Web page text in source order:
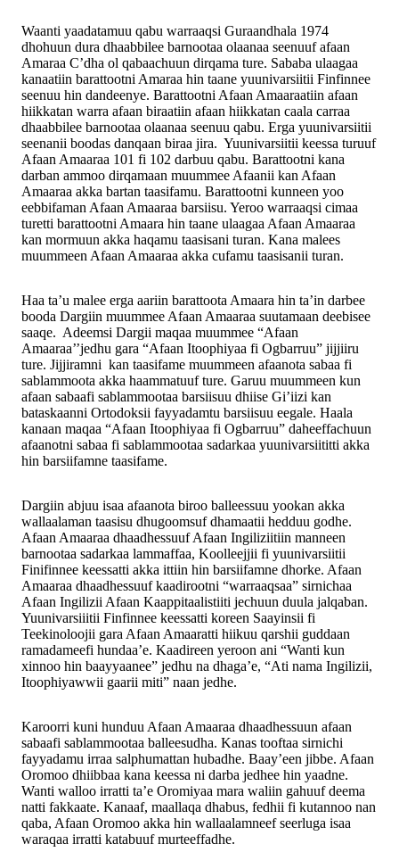
Waanti yaadatamuu qabu warraaqsi Guraandhala 1974
dhohuun dura dhaabbilee barnootaa olaanaa seenuuf afaan
Amaraa C’dha ol qabaachuun dirqama ture. Sababa ulaagaa
kanaatiin barattootni Amaraa hin taane yuunivarsiitii Finfinnee
seenuu hin dandeenye. Barattootni Afaan Amaaraatiin afaan
hiikkatan warra afaan biraatiin afaan hiikkatan caala carraa
dhaabbilee barnootaa olaanaa seenuu qabu. Erga yuunivarsiitii
seenanii boodas danqaan biraa jira. Yuunivarsiitii keessa turuuf
Afaan Amaaraa 101 fi 102 darbuu qabu. Barattootni kana
darban ammoo dirqamaan muummee Afaanii kan Afaan
Amaaraa akka bartan taasifamu. Barattootni kunneen yoo
eebbifaman Afaan Amaaraa barsiisu. Yeroo warraaqsi cimaa
turetti barattootni Amaara hin taane ulaagaa Afaan Amaaraa
kan mormuun akka haqamu taasisani turan. Kana malees
muummeen Afaan Amaaraa akka cufamu taasisanii turan.
Haa ta’u malee erga aariin barattoota Amaara hin ta’in darbee
booda Dargiin muummee Afaan Amaaraa suutamaan deebisee
saaqe. Adeemsi Dargii maqaa muummee “Afaan
Amaaraa’’jedhu gara “Afaan Itoophiyaa fi Ogbarruu” jijjiiru
ture. Jijjiramni kan taasifame muummeen afaanota sabaa fi
sablammoota akka haammatuuf ture. Garuu muummeen kun
afaan sabaafi sablammootaa barsiisuu dhiise Gi’iizi kan
bataskaanni Ortodoksii fayyadamtu barsiisuu eegale. Haala
kanaan maqaa “Afaan Itoophiyaa fi Ogbarruu” daheeffachuun
afaanotni sabaa fi sablammootaa sadarkaa yuunivarsiititti akka
hin barsiifamne taasifame.
Dargiin abjuu isaa afaanota biroo balleessuu yookan akka
wallaalaman taasisu dhugoomsuf dhamaatii hedduu godhe.
Afaan Amaaraa dhaadhessuuf Afaan Ingiliziitiin manneen
barnootaa sadarkaa lammaffaa, Koolleejjii fi yuunivarsiitii
Finifinnee keessatti akka ittiin hin barsiifamne dhorke. Afaan
Amaaraa dhaadhessuuf kaadirootni “warraaqsaa” sirnichaa
Afaan Ingilizii Afaan Kaappitaalistiiti jechuun duula jalqaban.
Yuunivarsiiitii Finfinnee keessatti koreen Saayinsii fi
Teekinoloojii gara Afaan Amaaratti hiikuu qarshii guddaan
ramadameefi hundaa’e. Kaadireen yeroon ani “Wanti kun
xinnoo hin baayyaanee” jedhu na dhaga’e, “Ati nama Ingilizii,
Itoophiyawwii gaarii miti” naan jedhe.
Karoorri kuni hunduu Afaan Amaaraa dhaadhessuun afaan
sabaafi sablammootaa balleesudha. Kanas tooftaa sirnichi
fayyadamu irraa salphumattan hubadhe. Baay’een jibbe. Afaan
Oromoo dhiibbaa kana keessa ni darba jedhee hin yaadne.
Wanti walloo irratti ta’e Oromiyaa mara waliin gahuuf deema
natti fakkaate. Kanaaf, maallaqa dhabus, fedhii fi kutannoo nan
qaba, Afaan Oromoo akka hin wallaalamneef seerluga isaa
waraqaa irratti katabuuf murteeffadhe.